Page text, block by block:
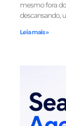
mesmo fora
descansando,
Leia mais »